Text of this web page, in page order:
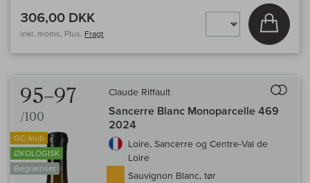
306,00 DKK
inkl. moms, Plus. Fragt
Læg i
95–97
/100
GC-klub
ØKOLOGISK
Begrænset
Claude Riffault
Sancerre Blanc Monoparcelle 469
2024
Loire, Sancerre og Centre-Val de
Loire
Sauvignon Blanc, tør